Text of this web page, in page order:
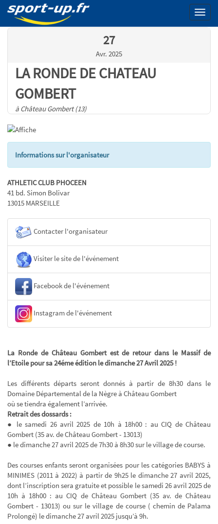
Menu
27
Avr. 2025
LA RONDE DE CHATEAU
GOMBERT
à Château Gombert (13)
Informations sur l'organisateur
ATHLETIC CLUB PHOCEEN
41 bd. Simon Bolivar
13015 MARSEILLE
Contacter l'organisateur
Visiter le site de l'événement
Facebook de l'événement
Instagram de l'événement
La Ronde de Château Gombert est de retour dans le Massif de
l’Etoile pour sa 24éme édition le dimanche 27 Avril 2025 !
Les différents départs seront donnés à partir de 8h30 dans le
Domaine Départemental de la Nègre à Château Gombert
où se tiendra également l’arrivée.
Retrait des dossards :
● le samedi 26 avril 2025 de 10h à 18h00 : au CIQ de Château
Gombert (35 av. de Château Gombert - 13013)
● le dimanche 27 avril 2025 de 7h30 à 8h30 sur le village de course.
Des courses enfants seront organisées pour les catégories BABYS à
MINIMES (2011 à 2022) à partir de 9h25 le dimanche 27 avril 2025,
dont l’inscription sera gratuite et possible le samedi 26 avril 2025 de
10h à 18h00 : au CIQ de Château Gombert (35 av. de Château
Gombert - 13013) ou sur le village de course ( chemin de Palama
Prolongé) le dimanche 27 avril 2025 jusqu’à 9h.